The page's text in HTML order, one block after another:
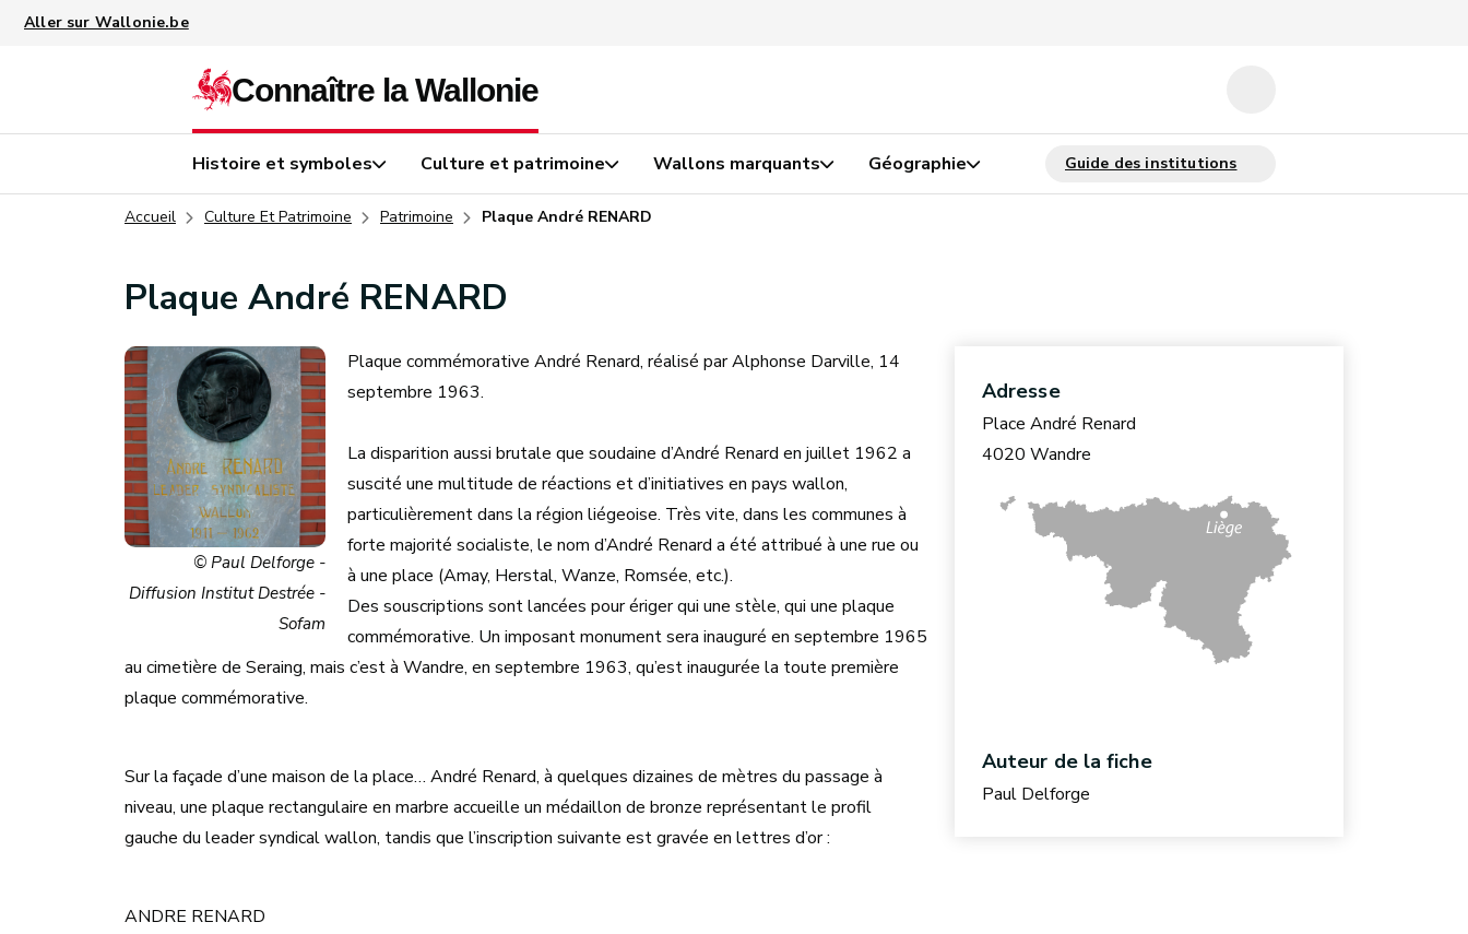
Histoire et symboles Culture et patrimoine Wallons marquants Géographie
Accueil Culture Et Patrimoine Patrimoine Plaque André RENARD
Plaque André RENARD
© Paul Delforge -
Diffusion Institut Destrée -
Sofam
Plaque commémorative André Renard, réalisé par Alphonse Darville, 14
septembre 1963.
La disparition aussi brutale que soudaine d’André Renard en juillet 1962 a
suscité une multitude de réactions et d’initiatives en pays wallon,
particulièrement dans la région liégeoise. Très vite, dans les communes à
forte majorité socialiste, le nom d’André Renard a été attribué à une rue ou
à une place (Amay, Herstal, Wanze, Romsée, etc.).
Des souscriptions sont lancées pour ériger qui une stèle, qui une plaque
commémorative. Un imposant monument sera inauguré en septembre 1965
au cimetière de Seraing, mais c’est à Wandre, en septembre 1963, qu’est inaugurée la toute première
plaque commémorative.
Sur la façade d’une maison de la place… André Renard, à quelques dizaines de mètres du passage à
niveau, une plaque rectangulaire en marbre accueille un médaillon de bronze représentant le profil
gauche du leader syndical wallon, tandis que l’inscription suivante est gravée en lettres d’or :
ANDRE RENARD
Adresse
Place André Renard
4020 Wandre
Auteur de la fiche
Paul Delforge